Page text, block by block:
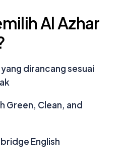
Al Azhar
dirancang sesuai
Green, Clean, and
English